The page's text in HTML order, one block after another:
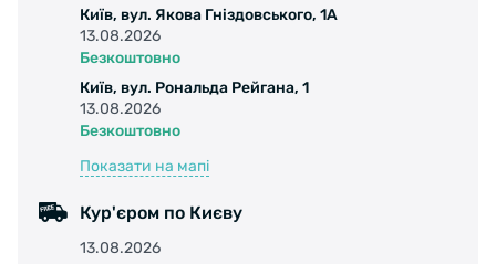
Київ, вул. Якова Гніздовського, 1А
13.08.2026
Безкоштовно
Київ, вул. Рональда Рейгана, 1
13.08.2026
Безкоштовно
Показати на мапі
Кур'єром по Києву
13.08.2026